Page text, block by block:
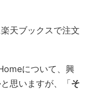
天ブックスで注文
について、興
思いますが、「 そ